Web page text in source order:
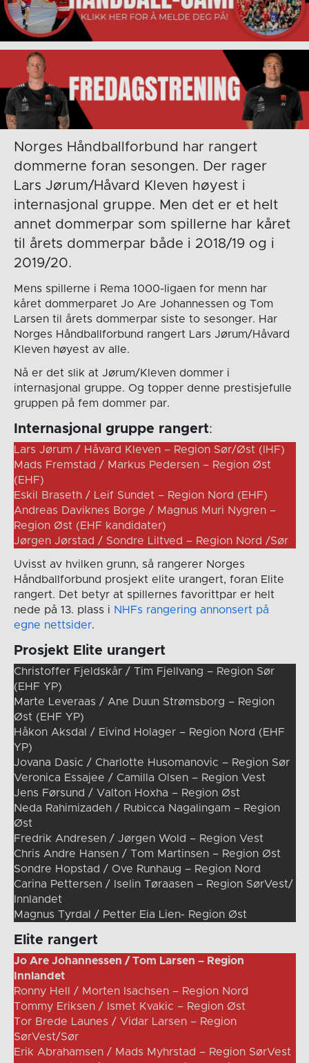
Norges Håndballforbund har rangert
dommerne foran sesongen. Der rager
Lars Jørum/Håvard Kleven høyest i
internasjonal gruppe. Men det er et helt
annet dommerpar som spillerne har kåret
til årets dommerpar både i 2018/19 og i
2019/20.
Mens spillerne i Rema 1000-ligaen for menn har
kåret dommerparet Jo Are Johannessen og Tom
Larsen til årets dommerpar siste to sesonger. Har
Norges Håndballforbund rangert Lars Jørum/Håvard
Kleven høyest av alle.
Nå er det slik at Jørum/Kleven dommer i
internasjonal gruppe. Og topper denne prestisjefulle
gruppen på fem dommer par.
Internasjonal gruppe rangert:
Lars Jørum / Håvard Kleven – Region Sør/Øst (IHF)
Mads Fremstad / Markus Pedersen – Region Øst
(EHF)
Eskil Braseth / Leif Sundet – Region Nord (EHF)
Andreas Daviknes Borge / Magnus Muri Nygren –
Region Øst (EHF kandidater)
Jørgen Jørstad / Sondre Liltved – Region Nord /Sør
Uvisst av hvilken grunn, så rangerer Norges
Håndballforbund prosjekt elite urangert, foran Elite
rangert. Det betyr at spillernes favorittpar er helt
nede på 13. plass i NHFs rangering annonsert på
egne nettsider.
Prosjekt Elite urangert
Christoffer Fjeldskår / Tim Fjellvang – Region Sør
(EHF YP)
Marte Leveraas / Ane Duun Strømsborg – Region
Øst (EHF YP)
Håkon Aksdal / Eivind Holager – Region Nord (EHF
YP)
Jovana Dasic / Charlotte Husomanovic – Region Sør
Veronica Essajee / Camilla Olsen – Region Vest
Jens Førsund / Valton Hoxha – Region Øst
Neda Rahimizadeh / Rubicca Nagalingam – Region
Øst
Fredrik Andresen / Jørgen Wold – Region Vest
Chris Andre Hansen / Tom Martinsen – Region Øst
Sondre Hopstad / Ove Runhaug – Region Nord
Carina Pettersen / Iselin Tøraasen – Region SørVest/
Innlandet
Magnus Tyrdal / Petter Eia Lien- Region Øst
Elite rangert
Jo Are Johannessen / Tom Larsen – Region
Innlandet
Ronny Hell / Morten Isachsen – Region Nord
Tommy Eriksen / Ismet Kvakic – Region Øst
Tor Brede Launes / Vidar Larsen – Region
SørVest/Sør
Erik Abrahamsen / Mads Myhrstad – Region SørVest